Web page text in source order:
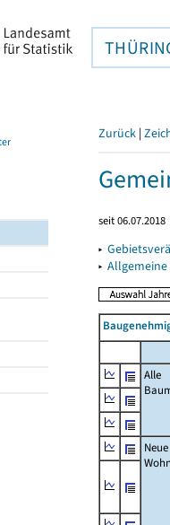
Zurück |
seit 06.07.2018
▸
▸
Alle
Neue